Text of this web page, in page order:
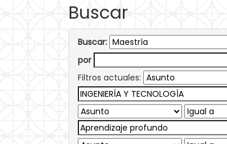
Buscar
Buscar:
por
Filtros actuales: